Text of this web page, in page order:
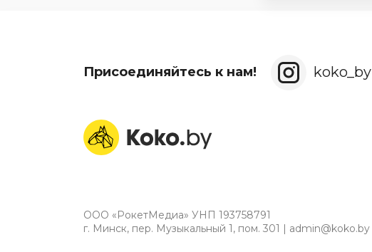
Присоединяйтесь к нам! koko_by
ООО «РокетМедиа» УНП 193758791
г. Минск, пер. Музыкальный 1, пом. 301 | admin@koko.by